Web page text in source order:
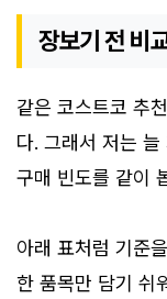
장보기 전 비
같은 코스트코 추
다. 그래서 저는
구매 빈도를 같이
아래 표처럼 기준
한 품목만 담기 쉬